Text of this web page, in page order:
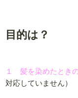
目的は？
１ 髪を染めたとき
対応していません）